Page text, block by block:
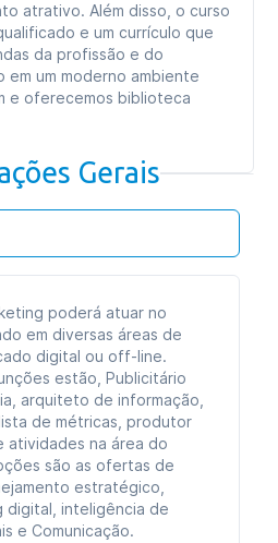
atrativo. Além disso, o curso
e um currículo que
da profissão e do
em um moderno ambiente
e oferecemos biblioteca
Gerais
poderá atuar no
em diversas áreas de
digital ou off-line.
estão, Publicitário
arquiteto de informação,
de métricas, produtor
atividades na área do
são as ofertas de
estratégico,
digital, inteligência de
e Comunicação.